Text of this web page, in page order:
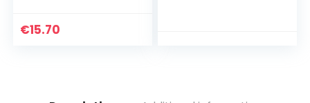
inch Touchscreen,
€15.70